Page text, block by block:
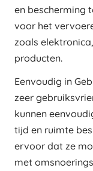
en bescherming
voor het
zoals
producten.
Eenvoudig in
zeer
kunnen
tijd en ruimte
ervoor dat ze
met